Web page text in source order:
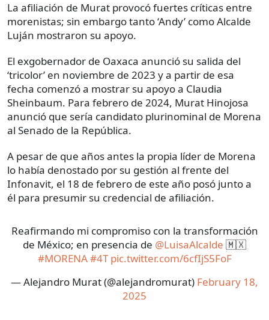
La afiliación de Murat provocó fuertes críticas entre
morenistas; sin embargo tanto ‘Andy’ como Alcalde
Luján mostraron su apoyo.
El exgobernador de Oaxaca anunció su salida del
‘tricolor’ en noviembre de 2023 y a partir de esa
fecha comenzó a mostrar su apoyo a Claudia
Sheinbaum. Para febrero de 2024, Murat Hinojosa
anunció que sería candidato plurinominal de Morena
al Senado de la República.
A pesar de que años antes la propia líder de Morena
lo había denostado por su gestión al frente del
Infonavit, el 18 de febrero de este año posó junto a
él para presumir su credencial de afiliación.
Reafirmando mi compromiso con la transformación
de México; en presencia de @LuisaAlcalde 🇲🇽
#MORENA#4T pic.twitter.com/6cfIjS5FoF
— Alejandro Murat (@alejandromurat) February 18,
2025